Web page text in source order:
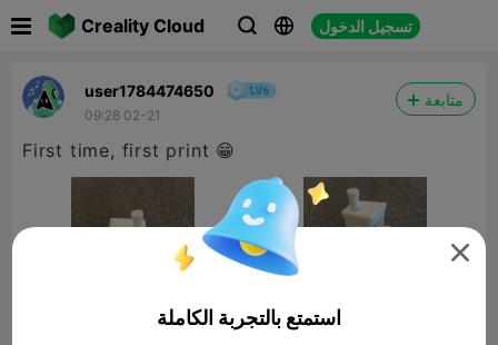
Creality Cloud   تسجيل الدخول
user1784474650
09:28 02-21
متابعة
First time, first print 😁

استمتع بالتجربة الكاملة